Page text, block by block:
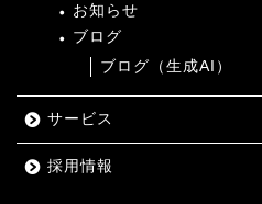
お知らせ
ブログ
ブログ（生成AI）
サービス
採用情報